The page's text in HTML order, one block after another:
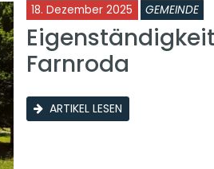
18. Dezember 2025 GEMEINDE
Farnroda
ARTIKEL LESEN